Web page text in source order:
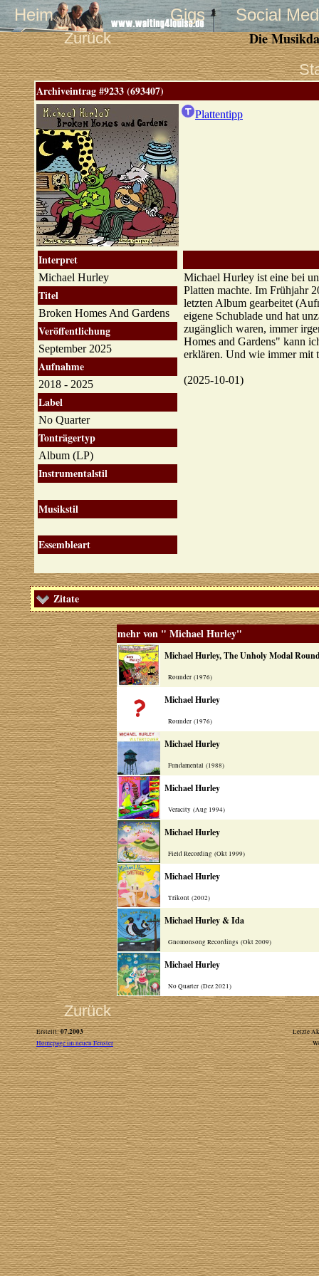
Heim Gigs Social
Zurück Die
Archiveintrag #9233 (693407)
Plattentipp
Interpret
Michael Hurley
Titel
Broken Homes And Gardens
Veröffentlichung
September 2025
Aufnahme
2018 - 2025
Label
No Quarter
Tonträgertyp
Album (LP)
Instrumentalstil
Musikstil
Essembleart
Michael Hurley ist eine bei
Platten machte. Im Frühjahr
letzten Album gearbeitet
eigene Schublade und hat
zugänglich waren, immer
Homes and Gardens" kann
erklären. Und wie immer mit
(2025-10-01)
Zitate
mehr von " Michael Hurley"
Michael Hurley, The Unholy Modal
Rounder (1976)
Michael Hurley
Rounder (1976)
Michael Hurley
Fundamental (1988)
Michael Hurley
Veracity (Aug 1994)
Michael Hurley
Field Recording (Okt 1999)
Michael Hurley
Trikont (2002)
Michael Hurley & Ida
Gnomonsong Recordings (Okt 2009)
Michael Hurley
No Quarter (Dez 2021)
Zurück
Erstellt:07.2003
Letzte
Homepage im neuen Fenster